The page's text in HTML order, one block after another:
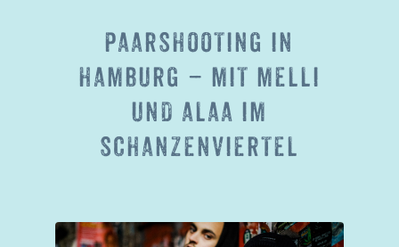
PAARSHOOTING IN
HAMBURG – MIT MELLI
UND ALAA IM
SCHANZENVIERTEL